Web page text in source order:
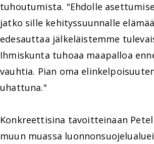
tuhoutumista. "Ehdolle
jatko sille kehityssuunnalle
edesauttaa jälkeläistemme
Ihmiskunta tuhoaa maapalloa
vauhtia. Pian oma
uhattuna."
Konkreettisina tavoitteinaan
muun muassa